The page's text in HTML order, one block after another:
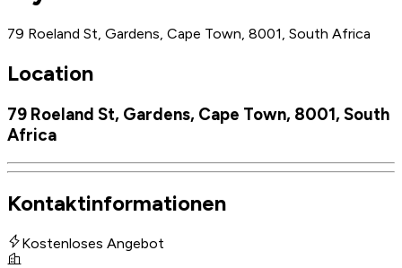
79 Roeland St, Gardens, Cape Town, 8001, South Africa
Location
79 Roeland St, Gardens, Cape Town, 8001, South
Africa
Kontaktinformationen
Kostenloses Angebot